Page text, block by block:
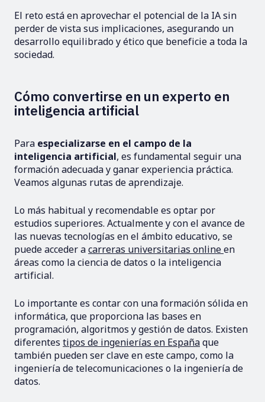
El reto está en aprovechar el potencial de la IA sin
perder de vista sus implicaciones, asegurando un
desarrollo equilibrado y ético que beneficie a toda la
sociedad.
Cómo convertirse en un experto en
inteligencia artificial
Para especializarse en el campo de la
inteligencia artificial, es fundamental seguir una
formación adecuada y ganar experiencia práctica.
Veamos algunas rutas de aprendizaje.
Lo más habitual y recomendable es optar por
estudios superiores. Actualmente y con el avance de
las nuevas tecnologías en el ámbito educativo, se
puede acceder acarreras universitarias onlineen
áreas como la ciencia de datos o la inteligencia
artificial.
Lo importante es contar con una formación sólida en
informática, que proporciona las bases en
programación, algoritmos y gestión de datos. Existen
diferentes tipos de ingenierías en Españaque
también pueden ser clave en este campo, como la
ingeniería de telecomunicaciones o la ingeniería de
datos.